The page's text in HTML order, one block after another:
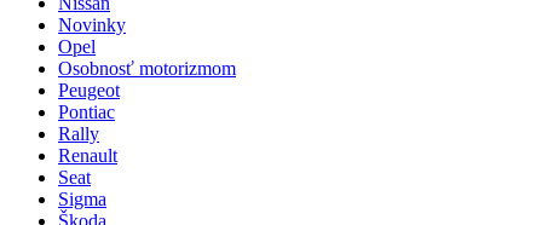
Novinky
Opel
Osobnosť motorizmom
Peugeot
Pontiac
Rally
Renault
Seat
Sigma
Škoda